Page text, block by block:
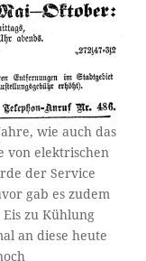
wie auch das
von elektrischen
der Service
gab es zudem
zu Kühlung
an diese heute